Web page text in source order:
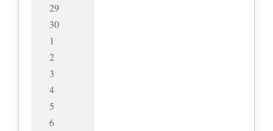
29
30
1
2
3
4
5
6